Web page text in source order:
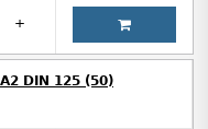
+
DIN 125 (50)